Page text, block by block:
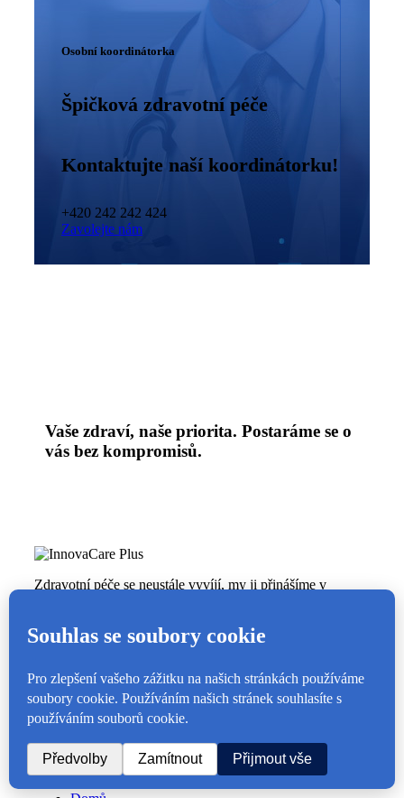
Osobní koordinátorka
Špičková zdravotní péče
Kontaktujte naší koordinátorku!
+420 242 242 424
Zavolejte nám
Vaše zdraví, naše priorita. Postaráme se o
vás bez kompromisů.
Zdravotní péče se neustále vyvíjí, my ji přinášíme v
Menu